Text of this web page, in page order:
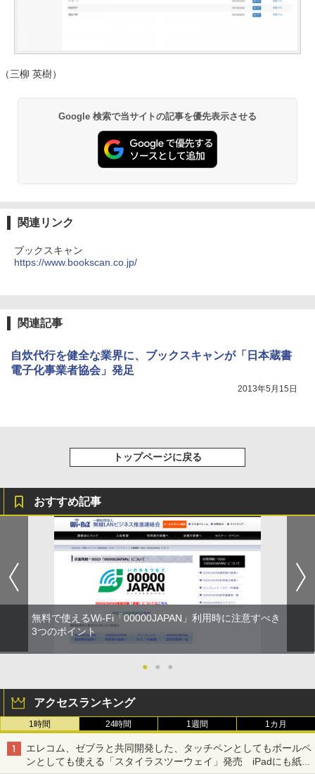
（三柳 英樹）
Google 検索で当サイトの記事を優先表示させる
関連リンク
ブックスキャン
https://www.bookscan.co.jp/
関連記事
自炊代行を健全な業界に、ブックスキャンが「日本蔵書
電子化事業者協会」発足
2013年5月15日
トップページに戻る
おすすめ記事
無料で使えるWi-Fi「00000JAPAN」利用時に注意すべき
3つのポイント
● ● ●
アクセスランキング
1時間 24時間 1週間 1カ月
エレコム、ゼブラと共同開発した、タッチペンとしてもボールペ
ンとしても使える「スタイラスツーウェイ」発売 iPadにも紙に